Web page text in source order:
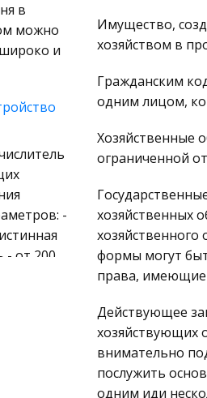
право
в
можно
и
-
- от 200
Имущество,
хозяйством в
Гражданским
одним лицом,
Хозяйственные
ограниченной
хозяйственных
формы могут
права,
Действующее
хозяйствующих
внимательно
послужить
одним иди